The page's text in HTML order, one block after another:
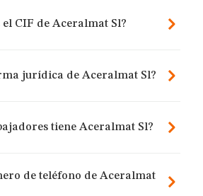
el CIF de Aceralmat Sl?
jurídica de Aceralmat Sl?
tiene Aceralmat Sl?
de teléfono de Aceralmat